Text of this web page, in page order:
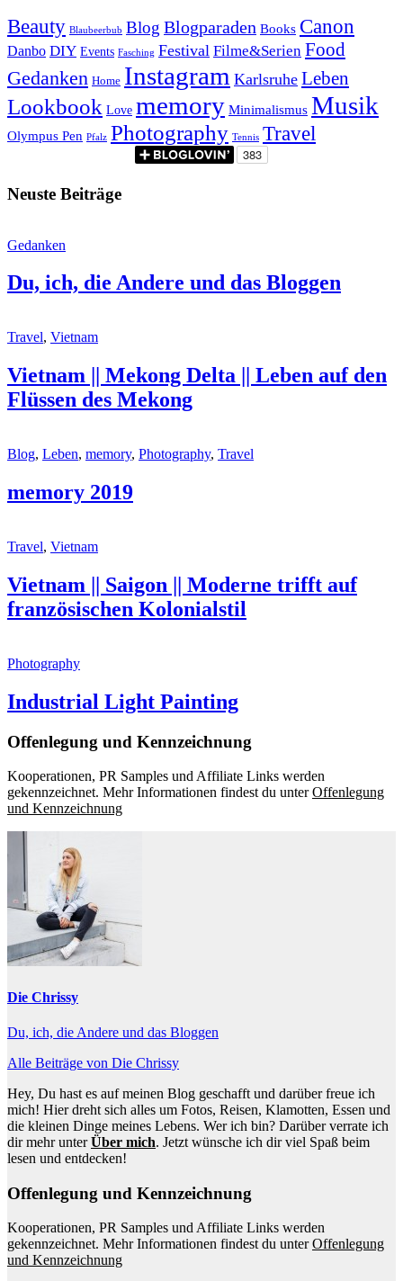
Beauty Blaubeerbub Blog Blogparaden Books Canon
Danbo DIY Events Fasching Festival Filme&Serien Food
Gedanken Home Instagram Karlsruhe Leben
Lookbook Love memory Minimalismus Musik
Olympus Pen Pfalz Photography Tennis Travel
Neuste Beiträge
Gedanken
Du, ich, die Andere und das Bloggen
Travel, Vietnam
Vietnam || Mekong Delta || Leben auf den
Flüssen des Mekong
Blog, Leben, memory, Photography, Travel
memory 2019
Travel, Vietnam
Vietnam || Saigon || Moderne trifft auf
französischen Kolonialstil
Photography
Industrial Light Painting
Offenlegung und Kennzeichnung
Kooperationen, PR Samples und Affiliate Links werden
gekennzeichnet. Mehr Informationen findest du unterOffenlegung
und Kennzeichnung
Die Chrissy
Du, ich, die Andere und das Bloggen
Alle Beiträge von Die Chrissy
Hey, Du hast es auf meinen Blog geschafft und darüber freue ich
mich! Hier dreht sich alles um Fotos, Reisen, Klamotten, Essen und
die kleinen Dinge meines Lebens. Wer ich bin? Darüber verrate ich
dir mehr unterÜber mich. Jetzt wünsche ich dir viel Spaß beim
lesen und entdecken!
Offenlegung und Kennzeichnung
Kooperationen, PR Samples und Affiliate Links werden
gekennzeichnet. Mehr Informationen findest du unterOffenlegung
und Kennzeichnung